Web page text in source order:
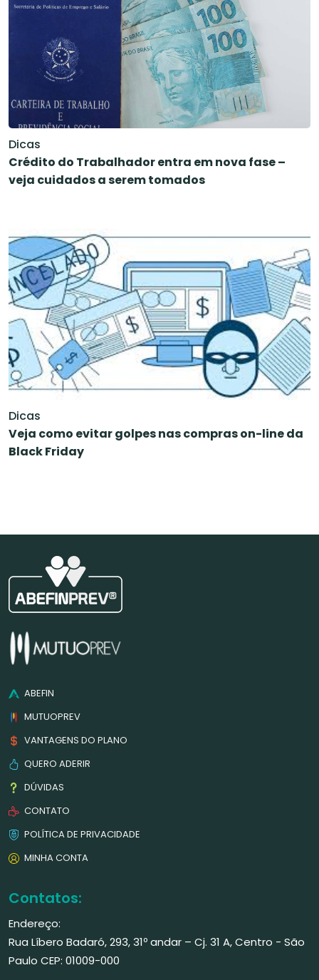
Dicas
Crédito do Trabalhador entra em nova fase –
veja cuidados a serem tomados
Dicas
Veja como evitar golpes nas compras on-line da
Black Friday
ABEFIN
MUTUOPREV
VANTAGENS DO PLANO
QUERO ADERIR
DÚVIDAS
CONTATO
POLÍTICA DE PRIVACIDADE
MINHA CONTA
Contatos:
Endereço:
Rua Líbero Badaró, 293, 31º andar – Cj. 31 A, Centro - São
Paulo CEP: 01009-000